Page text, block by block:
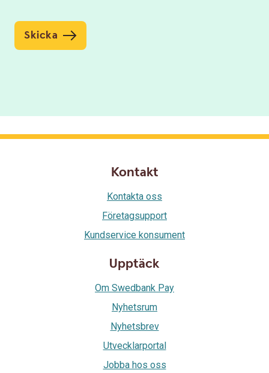
Skicka
Kontakt
Kontakta oss
Företagsupport
Kundservice konsument
Upptäck
Om Swedbank Pay
Nyhetsrum
Nyhetsbrev
Utvecklarportal
Jobba hos oss